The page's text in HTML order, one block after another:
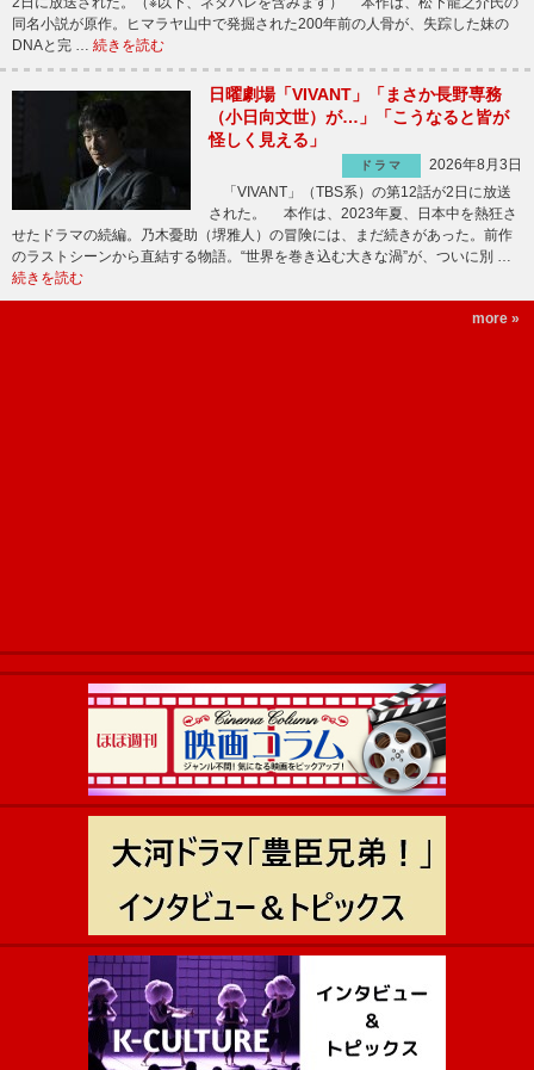
同名小説が原作。ヒマラヤ山中で発掘された200年前の人骨が、失踪した妹の
DNAと完 … 続きを読む
日曜劇場「VIVANT」「まさか長野専務
（小日向文世）が…」「こうなると皆が
怪しく見える」
ドラマ
2026年8月3日
「VIVANT」（TBS系）の第12話が2日に放送
された。 本作は、2023年夏、日本中を熱狂さ
せたドラマの続編。乃木憂助（堺雅人）の冒険には、まだ続きがあった。前作
のラストシーンから直結する物語。“世界を巻き込む大きな渦”が、ついに別 …
続きを読む
more »